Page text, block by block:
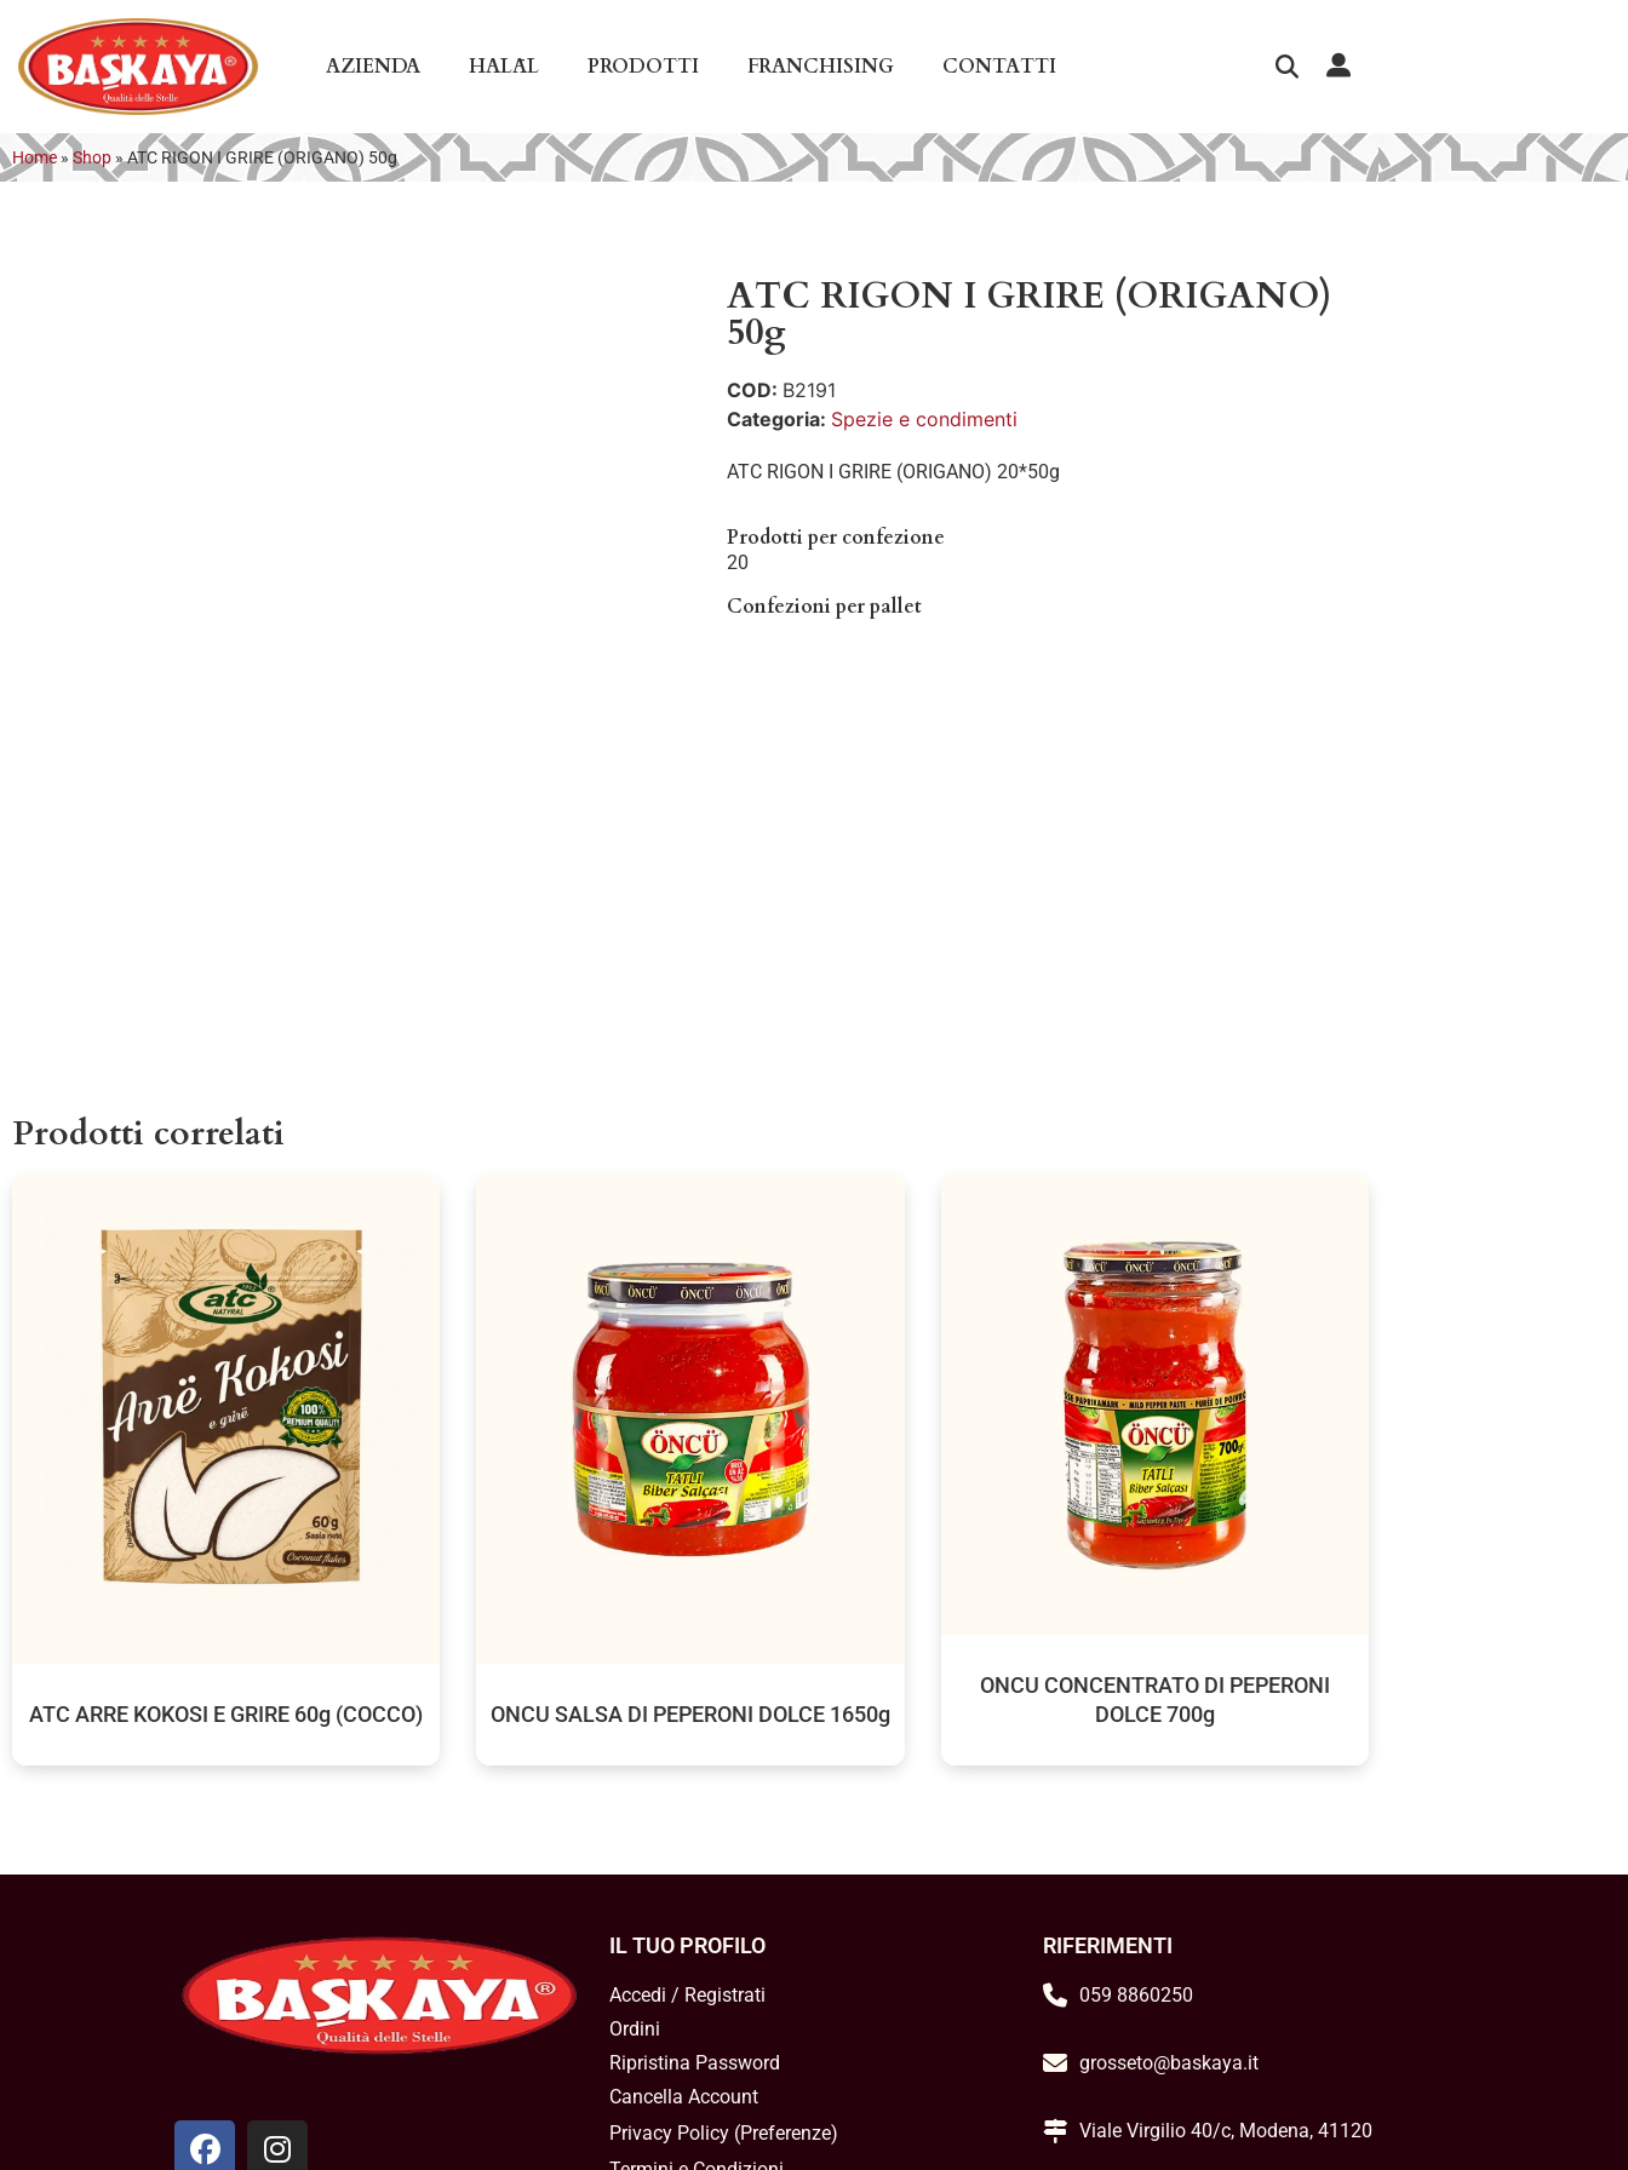
AZIENDA HALĀL PRODOTTI FRANCHISING CONTATTI
Home » Shop »ATC RIGON I GRIRE (ORIGANO) 50g
ATC RIGON I GRIRE (ORIGANO)
50g
COD: B2191
Categoria: Spezie e condimenti
ATC RIGON I GRIRE (ORIGANO) 20*50g
Prodotti per confezione
20
Confezioni per pallet
Prodotti correlati
ATC ARRE KOKOSI E GRIRE 60g (COCCO) ONCU SALSA DI PEPERONI DOLCE 1650g
ONCU CONCENTRATO DI PEPERONI
DOLCE 700g
IL TUO PROFILO
Accedi / Registrati
Ordini
Ripristina Password
Cancella Account
Privacy Policy(Preferenze)
RIFERIMENTI
059 8860250
grosseto@baskaya.it
Viale Virgilio 40/c, Modena, 41120